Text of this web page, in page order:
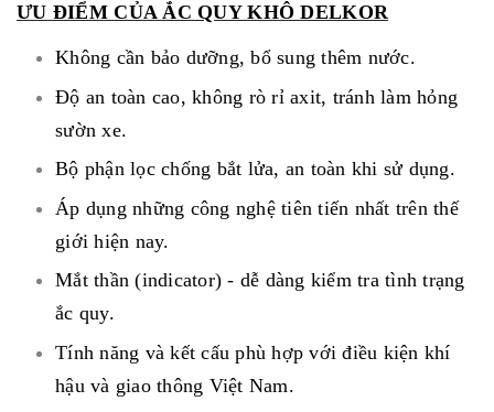
ƯU ĐIỂM CỦA ẮC QUY KHÔ DELKOR
Không cần bảo dưỡng, bổ sung thêm nước.
Độ an toàn cao, không rò rỉ axit, tránh làm hỏng
sườn xe.
Bộ phận lọc chống bắt lửa, an toàn khi sử dụng.
Áp dụng những công nghệ tiên tiến nhất trên thế
giới hiện nay.
Mắt thần (indicator) - dễ dàng kiểm tra tình trạng
ắc quy.
Tính năng và kết cấu phù hợp với điều kiện khí
hậu và giao thông Việt Nam.